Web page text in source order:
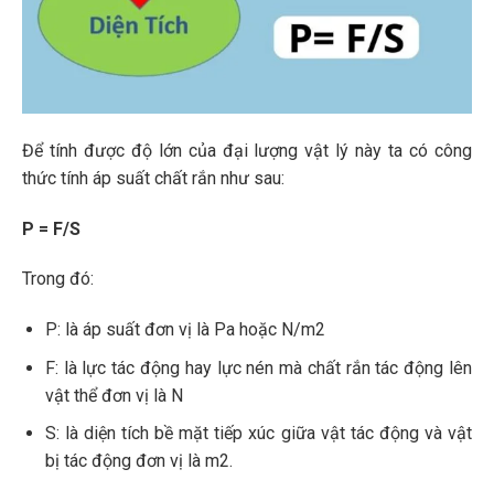
Để tính được độ lớn của đại lượng vật lý này ta có công
thức tính áp suất chất rắn như sau:
P = F/S
Trong đó:
P: là áp suất đơn vị là Pa hoặc N/m2
F: là lực tác động hay lực nén mà chất rắn tác động lên
vật thể đơn vị là N
S: là diện tích bề mặt tiếp xúc giữa vật tác động và vật
bị tác động đơn vị là m2.